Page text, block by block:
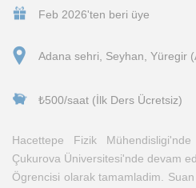
Feb 2026'ten beri üye
Adana sehri, Seyhan, Yüregir
₺500/saat (İlk Ders Ücretsiz)
Hacettepe Fizik
Çukurova Üniversitesi'nde devam
Ögrencisi olarak tamamladim.